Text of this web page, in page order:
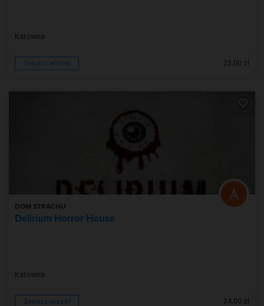
Katowice
Zobacz więcej 25,00 zł
DOM STRACHU
Delirium Horror House
Katowice
Zobacz więcej 24,00 zł